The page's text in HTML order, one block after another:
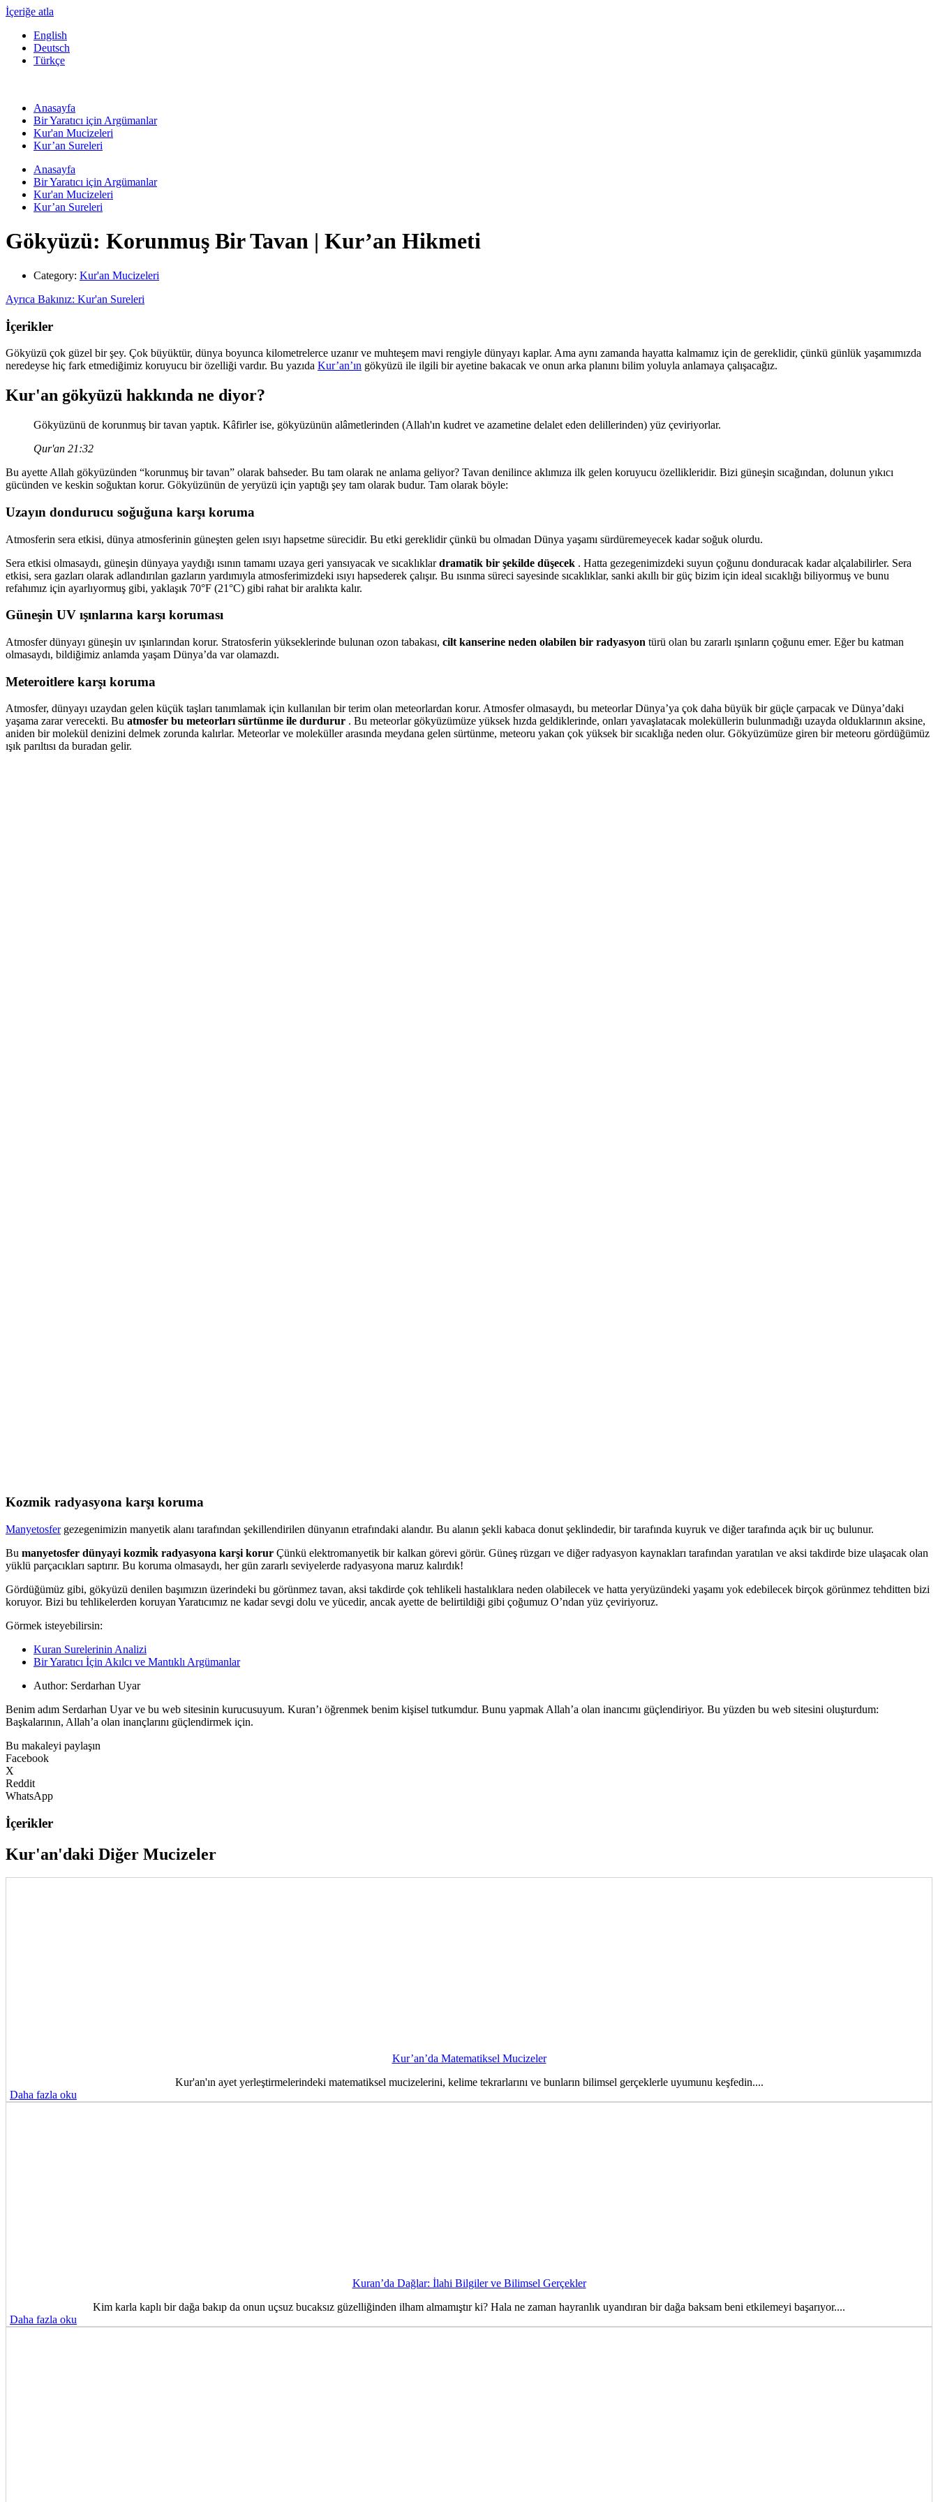
İçeriğe atla
English
Deutsch
Türkçe
Anasayfa
Bir Yaratıcı için Argümanlar
Kur'an Mucizeleri
Kur’an Sureleri
Anasayfa
Bir Yaratıcı için Argümanlar
Kur'an Mucizeleri
Kur’an Sureleri
Gökyüzü: Korunmuş Bir Tavan | Kur’an Hikmeti
Category: Kur'an Mucizeleri
Ayrıca Bakınız: Kur'an Sureleri
İçerikler
Gökyüzü çok güzel bir şey. Çok büyüktür, dünya boyunca kilometrelerce uzanır ve muhteşem mavi rengiyle dünyayı kaplar. Ama aynı zamanda hayatta kalmamız için de gereklidir, çünkü günlük yaşamımızda
neredeyse hiç fark etmediğimiz koruyucu bir özelliği vardır. Bu yazıda Kur’an’ın gökyüzü ile ilgili bir ayetine bakacak ve onun arka planını bilim yoluyla anlamaya çalışacağız.
Kur'an gökyüzü hakkında ne diyor?
Gökyüzünü de korunmuş bir tavan yaptık. Kâfirler ise, gökyüzünün alâmetlerinden (Allah'ın kudret ve azametine delalet eden delillerinden) yüz çeviriyorlar.
Qur'an 21:32
Bu ayette Allah gökyüzünden “korunmuş bir tavan” olarak bahseder. Bu tam olarak ne anlama geliyor? Tavan denilince aklımıza ilk gelen koruyucu özellikleridir. Bizi güneşin sıcağından, dolunun yıkıcı
gücünden ve keskin soğuktan korur. Gökyüzünün de yeryüzü için yaptığı şey tam olarak budur. Tam olarak böyle:
Uzayın dondurucu soğuğuna karşı koruma
Atmosferin sera etkisi, dünya atmosferinin güneşten gelen ısıyı hapsetme sürecidir. Bu etki gereklidir çünkü bu olmadan Dünya yaşamı sürdüremeyecek kadar soğuk olurdu.
Sera etkisi olmasaydı, güneşin dünyaya yaydığı ısının tamamı uzaya geri yansıyacak ve sıcaklıklardramatik bir şekilde düşecek . Hatta gezegenimizdeki suyun çoğunu donduracak kadar alçalabilirler. Sera
etkisi, sera gazları olarak adlandırılan gazların yardımıyla atmosferimizdeki ısıyı hapsederek çalışır. Bu ısınma süreci sayesinde sıcaklıklar, sanki akıllı bir güç bizim için ideal sıcaklığı biliyormuş ve bunu
refahımız için ayarlıyormuş gibi, yaklaşık 70°F (21°C) gibi rahat bir aralıkta kalır.
Güneşin UV ışınlarına karşı koruması
Atmosfer dünyayı güneşin uv ışınlarından korur. Stratosferin yükseklerinde bulunan ozon tabakası, cilt kanserine neden olabilen bir radyasyon türü olan bu zararlı ışınların çoğunu emer. Eğer bu katman
olmasaydı, bildiğimiz anlamda yaşam Dünya’da var olamazdı.
Meteroitlere karşı koruma
Atmosfer, dünyayı uzaydan gelen küçük taşları tanımlamak için kullanılan bir terim olan meteorlardan korur. Atmosfer olmasaydı, bu meteorlar Dünya’ya çok daha büyük bir güçle çarpacak ve Dünya’daki
yaşama zarar verecekti. Bu atmosfer bu meteorları sürtünme ile durdurur . Bu meteorlar gökyüzümüze yüksek hızda geldiklerinde, onları yavaşlatacak moleküllerin bulunmadığı uzayda olduklarının aksine,
aniden bir molekül denizini delmek zorunda kalırlar. Meteorlar ve moleküller arasında meydana gelen sürtünme, meteoru yakan çok yüksek bir sıcaklığa neden olur. Gökyüzümüze giren bir meteoru gördüğümüz
ışık parıltısı da buradan gelir.
Kozmik radyasyona karşı koruma
Manyetosfergezegenimizin manyetik alanı tarafından şekillendirilen dünyanın etrafındaki alandır. Bu alanın şekli kabaca donut şeklindedir, bir tarafında kuyruk ve diğer tarafında açık bir uç bulunur.
Bu manyetosfer dünyayi kozmi̇k radyasyona karşi korur Çünkü elektromanyetik bir kalkan görevi görür. Güneş rüzgarı ve diğer radyasyon kaynakları tarafından yaratılan ve aksi takdirde bize ulaşacak olan
yüklü parçacıkları saptırır. Bu koruma olmasaydı, her gün zararlı seviyelerde radyasyona maruz kalırdık!
Gördüğümüz gibi, gökyüzü denilen başımızın üzerindeki bu görünmez tavan, aksi takdirde çok tehlikeli hastalıklara neden olabilecek ve hatta yeryüzündeki yaşamı yok edebilecek birçok görünmez tehditten bizi
koruyor. Bizi bu tehlikelerden koruyan Yaratıcımız ne kadar sevgi dolu ve yücedir, ancak ayette de belirtildiği gibi çoğumuz O’ndan yüz çeviriyoruz.
Görmek isteyebilirsin:
Kuran Surelerinin Analizi
Bir Yaratıcı İçin Akılcı ve Mantıklı Argümanlar
Author: Serdarhan Uyar
Benim adım Serdarhan Uyar ve bu web sitesinin kurucusuyum. Kuran’ı öğrenmek benim kişisel tutkumdur. Bunu yapmak Allah’a olan inancımı güçlendiriyor. Bu yüzden bu web sitesini oluşturdum:
Başkalarının, Allah’a olan inançlarını güçlendirmek için.
Bu makaleyi paylaşın
Facebook
X
Reddit
WhatsApp
İçerikler
Kur'an'daki Diğer Mucizeler
Kur’an’da Matematiksel Mucizeler
Kur'an'ın ayet yerleştirmelerindeki matematiksel mucizelerini, kelime tekrarlarını ve bunların bilimsel gerçeklerle uyumunu keşfedin....
Daha fazla oku
Kuran’da Dağlar: İlahi Bilgiler ve Bilimsel Gerçekler
Kim karla kaplı bir dağa bakıp da onun uçsuz bucaksız güzelliğinden ilham almamıştır ki? Hala ne zaman hayranlık uyandıran bir dağa baksam beni etkilemeyi başarıyor....
Daha fazla oku